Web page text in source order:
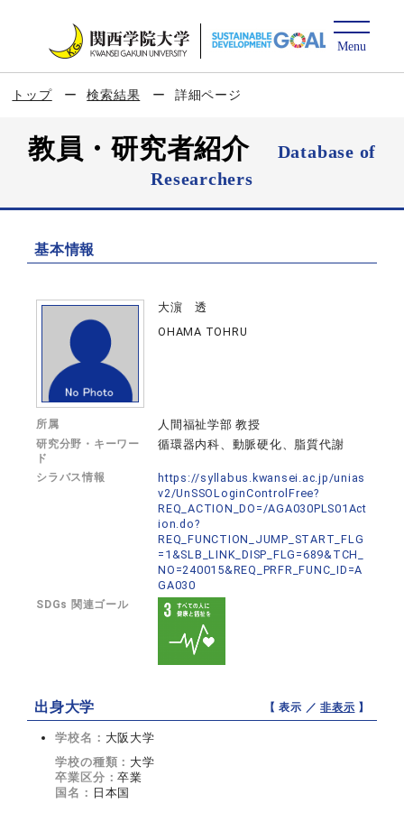
トップ 検索結果 詳細ページ
教員・研究者紹介
Database of
Researchers
基本情報
大濵 透
OHAMA TOHRU
所属 人間福祉学部 教授
研究分野・キーワー
ド
循環器内科、動脈硬化、脂質代謝
シラバス情報
https://syllabus.kwansei.ac.jp/unias
v2/UnSSOLoginControlFree?
REQ_ACTION_DO=/AGA030PLS01Act
ion.do?
REQ_FUNCTION_JUMP_START_FLG
=1&SLB_LINK_DISP_FLG=689&TCH_
NO=240015&REQ_PRFR_FUNC_ID=A
GA030
SDGs 関連ゴール
出身大学 【 表示 ／非表示 】
学校名： 大阪大学
学校の種類： 大学
卒業区分：卒業
国名： 日本国